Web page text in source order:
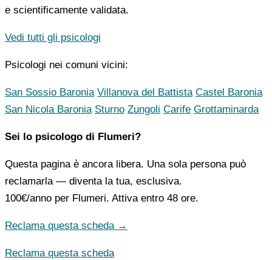
e scientificamente validata.
Vedi tutti gli psicologi
Psicologi nei comuni vicini:
San Sossio Baronia Villanova del Battista Castel Baronia
San Nicola Baronia Sturno Zungoli Carife Grottaminarda
Sei lo psicologo di Flumeri?
Questa pagina è ancora libera. Una sola persona può
reclamarla — diventa la tua, esclusiva.
100€/anno per Flumeri. Attiva entro 48 ore.
Reclama questa scheda →
Reclama questa scheda